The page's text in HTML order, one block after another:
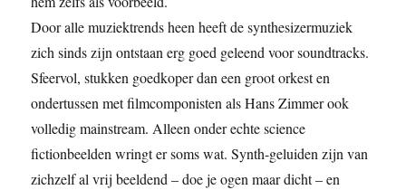
Door alle muziektrends heen heeft de synthesizermuziek
zich sinds zijn ontstaan erg goed geleend voor soundtracks.
Sfeervol, stukken goedkoper dan een groot orkest en
ondertussen met filmcomponisten als Hans Zimmer ook
volledig mainstream. Alleen onder echte science
fictionbeelden wringt er soms wat. Synth-geluiden zijn van
zichzelf al vrij beeldend – doe je ogen maar dicht – en